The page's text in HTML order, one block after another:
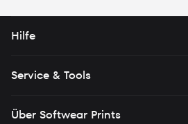
Hilfe
Service & Tools
Über Softwear Prints